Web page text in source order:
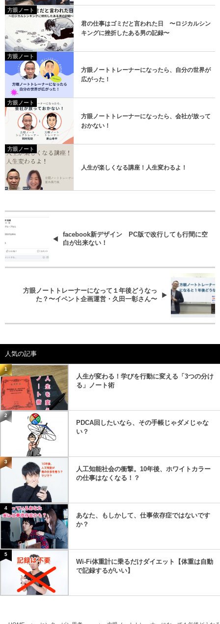
方眼ノート
君の仕事はゴミだと言われた日 〜ロジカルシン
キングに挫折したある男の記録〜
方眼ノート
方眼ノートトレーナーになったら、自分の世界が
広がった！
方眼ノート
方眼ノートトレーナーになったら、会社が放って
おかない！
方眼ノート
人生が楽しくなる講座！人生変わるよ！
facebook新デザイン PC版で改行しても行間に空
白が出来ない！
方眼ノートトレーナーになって１年後どうなっ
た？〜イベント企画運営・久田一彰さん〜
人気の記事
1
人生が変わる！学びを行動に変える「3つの分け
る」ノート術
2
PDCA回したいなら、その手帳じゃダメじゃな
い？
3
人工知能社会の衝撃。10年後、ホワイトカラー
の仕事はなくなる！？
4
あなた、もしかして、仕事依存症ではないです
か？
5
Wi-Fi体重計に乗るだけダイエット【体重は自動
で記録するがいい】